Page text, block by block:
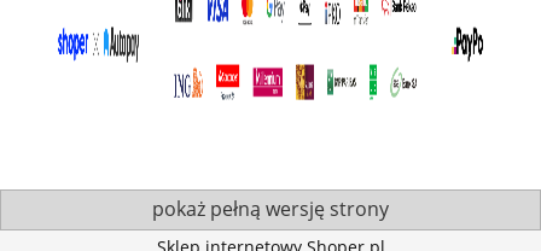
pokaż pełną wersję strony